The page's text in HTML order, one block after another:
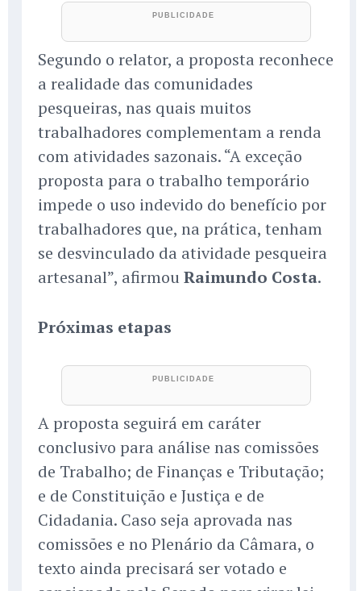
Segundo o relator, a proposta reconhece
a realidade das comunidades
pesqueiras, nas quais muitos
trabalhadores complementam a renda
com atividades sazonais. “A exceção
proposta para o trabalho temporário
impede o uso indevido do benefício por
trabalhadores que, na prática, tenham
se desvinculado da atividade pesqueira
artesanal”, afirmou Raimundo Costa.
Próximas etapas
A proposta seguirá em caráter
conclusivo para análise nas comissões
de Trabalho; de Finanças e Tributação;
e de Constituição e Justiça e de
Cidadania. Caso seja aprovada nas
comissões e no Plenário da Câmara, o
texto ainda precisará ser votado e